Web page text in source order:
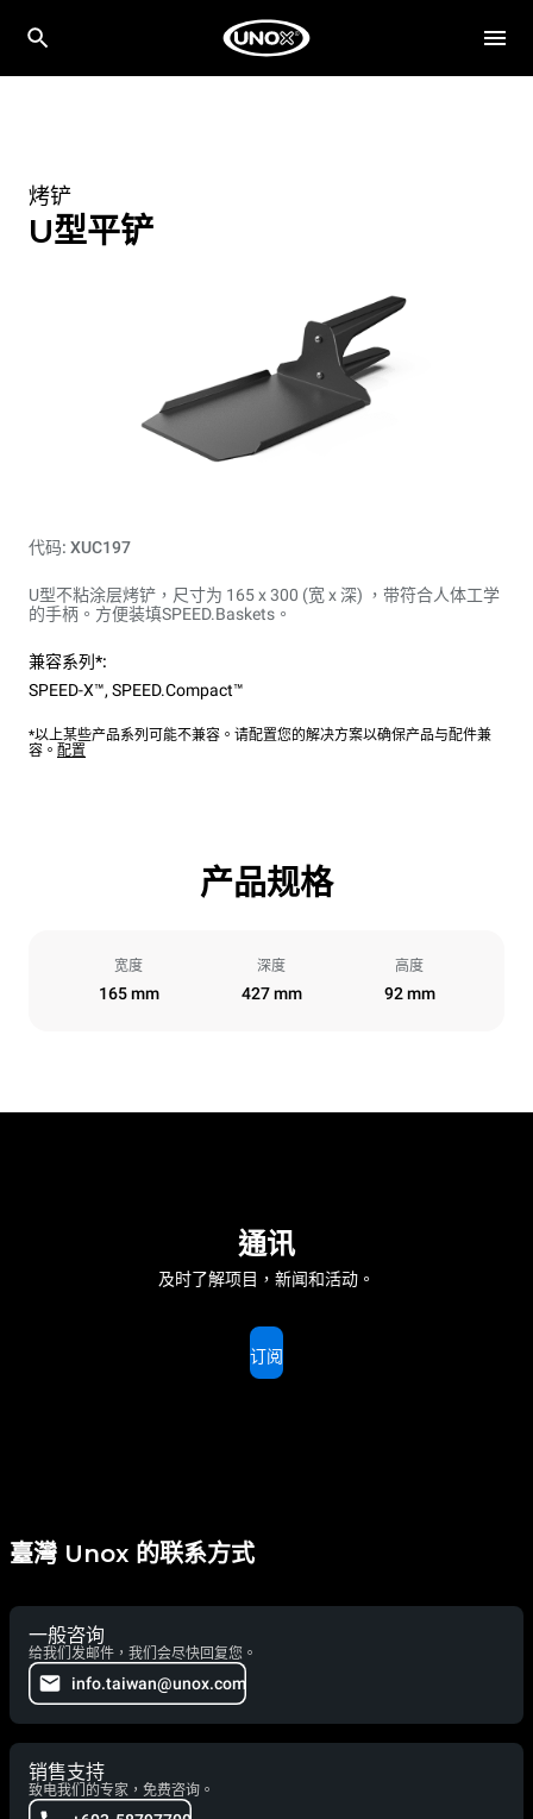
烤铲
U型平铲
代码: XUC197
U型不粘涂层烤铲，尺寸为 165 x 300 (宽 x 深) ，带符合人体工学
的手柄。方便装填SPEED.Baskets。
兼容系列*:
SPEED-X™, SPEED.Compact™
*以上某些产品系列可能不兼容。请配置您的解决方案以确保产品与配件兼
容。 配置
产品规格
宽度
165 mm
深度
427 mm
高度
92 mm
通讯
及时了解项目，新闻和活动。
订阅
臺灣 Unox 的联系方式
一般咨询
给我们发邮件，我们会尽快回复您。
info.taiwan@unox.com
销售支持
致电我们的专家，免费咨询。